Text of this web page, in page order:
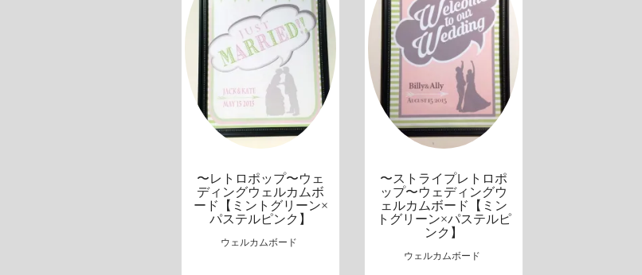
〜レトロポップ〜ウェ
ディングウェルカムボ
ード【ミントグリーン×
パステルピンク】
ウェルカムボード
〜ストライプレトロポ
ップ〜ウェディングウ
ェルカムボード【ミン
トグリーン×パステルピ
ンク】
ウェルカムボード